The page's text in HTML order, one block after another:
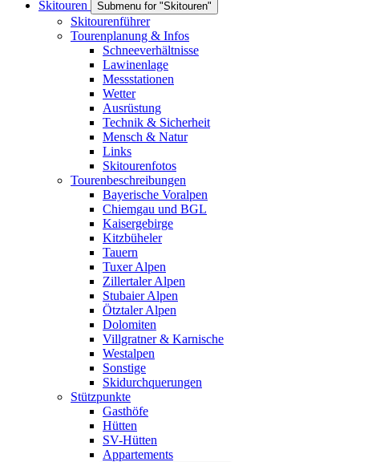
Skitouren
Submenu for "Skitouren"
Skitourenführer
Tourenplanung & Infos
Schneeverhältnisse
Lawinenlage
Messstationen
Wetter
Ausrüstung
Technik & Sicherheit
Mensch & Natur
Links
Skitourenfotos
Tourenbeschreibungen
Bayerische Voralpen
Chiemgau und BGL
Kaisergebirge
Kitzbüheler
Tauern
Tuxer Alpen
Zillertaler Alpen
Stubaier Alpen
Ötztaler Alpen
Dolomiten
Villgratner & Karnische
Westalpen
Sonstige
Skidurchquerungen
Stützpunkte
Gasthöfe
Hütten
SV-Hütten
Appartements